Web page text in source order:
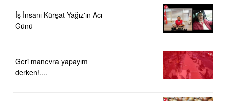
İş İnsanı Kürşat Yağız'ın Acı
Günü
Geri manevra yapayım
derken!....